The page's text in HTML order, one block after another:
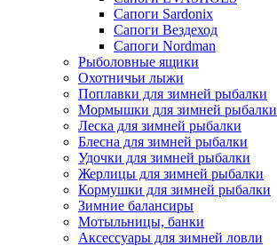
Сапоги Sardonix
Сапоги Вездеход
Сапоги Nordman
Рыболовные ящики
Охотничьи лыжи
Поплавки для зимней рыбалки
Мормышки для зимней рыбалки
Леска для зимней рыбалки
Блесна для зимней рыбалки
Удочки для зимней рыбалки
Жерлицы для зимней рыбалки
Кормушки для зимней рыбалки
Зимние балансиры
Мотыльницы, банки
Аксессуары для зимней ловли